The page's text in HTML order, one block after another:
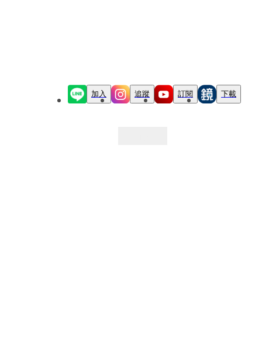
加入 追蹤 訂閱 下載